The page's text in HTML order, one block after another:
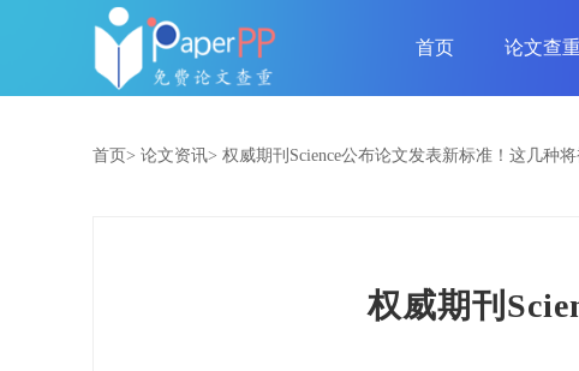
首页 论文查
首页> 论文资讯> 权威期刊Science公布论文发表新标准！这几种将
权威期刊